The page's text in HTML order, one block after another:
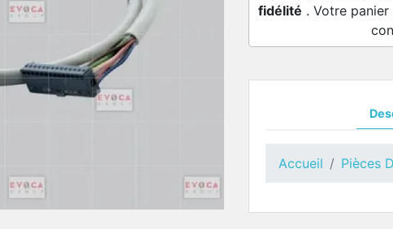
fidélité . Votre
Accueil Pièces